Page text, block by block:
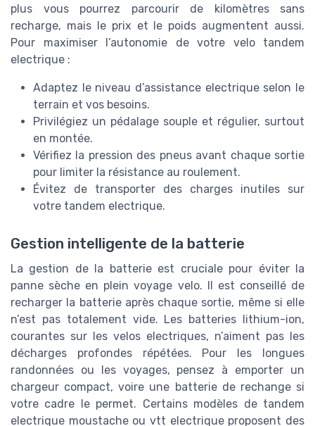
plus vous pourrez parcourir de kilomètres sans
recharge, mais le prix et le poids augmentent aussi.
Pour maximiser l’autonomie de votre velo tandem
electrique :
Adaptez le niveau d’assistance electrique selon le
terrain et vos besoins.
Privilégiez un pédalage souple et régulier, surtout
en montée.
Vérifiez la pression des pneus avant chaque sortie
pour limiter la résistance au roulement.
Évitez de transporter des charges inutiles sur
votre tandem electrique.
Gestion intelligente de la batterie
La gestion de la batterie est cruciale pour éviter la
panne sèche en plein voyage velo. Il est conseillé de
recharger la batterie après chaque sortie, même si elle
n’est pas totalement vide. Les batteries lithium-ion,
courantes sur les velos electriques, n’aiment pas les
décharges profondes répétées. Pour les longues
randonnées ou les voyages, pensez à emporter un
chargeur compact, voire une batterie de rechange si
votre cadre le permet. Certains modèles de tandem
electrique moustache ou vtt electrique proposent des